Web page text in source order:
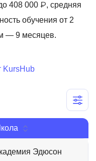
408 000 ₽, средняя
обучения от 2
— 9 месяцев.
KursHub
Эдюсон